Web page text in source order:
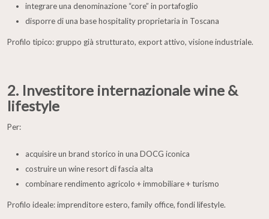
integrare una denominazione “core” in portafoglio
disporre di una base hospitality proprietaria in Toscana
Profilo tipico: gruppo già strutturato, export attivo, visione industriale.
2. Investitore internazionale wine &
lifestyle
Per:
acquisire un brand storico in una DOCG iconica
costruire un wine resort di fascia alta
combinare rendimento agricolo + immobiliare + turismo
Profilo ideale: imprenditore estero, family office, fondi lifestyle.